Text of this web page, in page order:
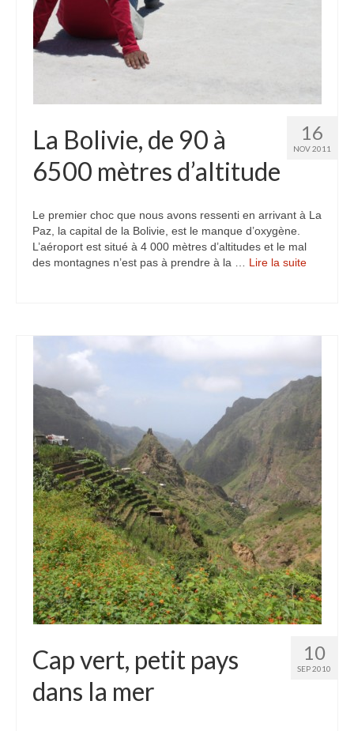
16
NOV 2011
La Bolivie, de 90 à
6500 mètres d’altitude
Le premier choc que nous avons ressenti en arrivant à La
Paz, la capital de la Bolivie, est le manque d’oxygène.
L’aéroport est situé à 4 000 mètres d’altitudes et le mal
des montagnes n’est pas à prendre à la … Lire la suite­­
10
SEP 2010
Cap vert, petit pays
dans la mer